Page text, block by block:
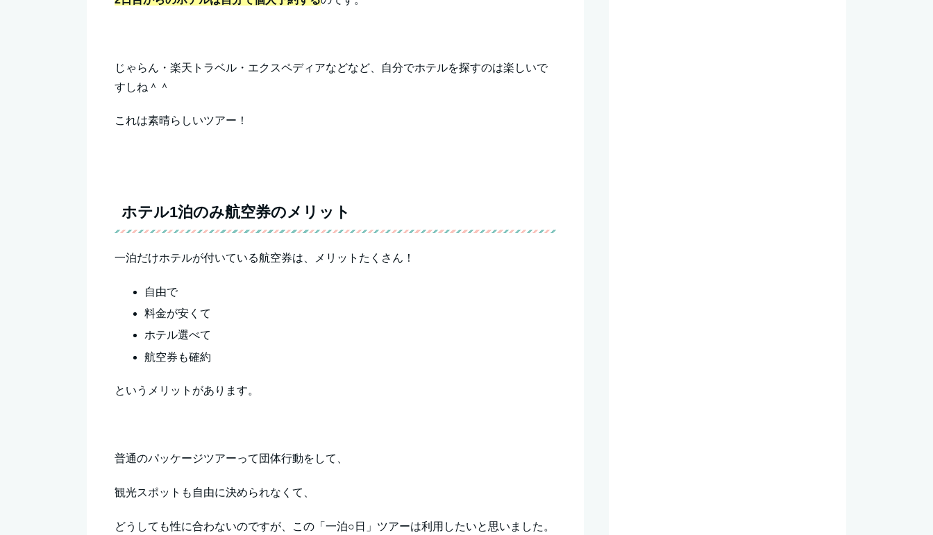
じゃらん・楽天トラベル・エクスペディアなどなど、自分でホテルを探すのは楽しいで
すしね＾＾
これは素晴らしいツアー！
ホテル1泊のみ航空券のメリット
一泊だけホテルが付いている航空券は、メリットたくさん！
自由で
料金が安くて
ホテル選べて
航空券も確約
というメリットがあります。
普通のパッケージツアーって団体行動をして、
観光スポットも自由に決められなくて、
どうしても性に合わないのですが、この「一泊○日」ツアーは利用したいと思いました。